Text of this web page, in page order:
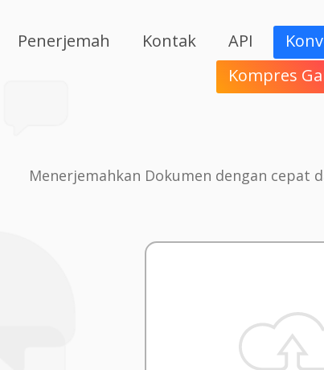
Penerjemah Kontak API
Kompres
Menerjemahkan Dokumen dengan cepat